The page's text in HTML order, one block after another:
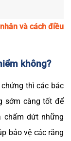
và cách điều
không?
thì các bác
sớm càng tốt để
chấm dứt những
bảo vệ các răng